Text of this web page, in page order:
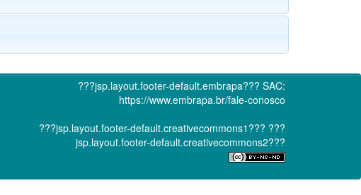
???jsp.layout.footer-default.embrapa??? SAC:
https://www.embrapa.br/fale-conosco
???jsp.layout.footer-default.creativecommons1??? ???
jsp.layout.footer-default.creativecommons2???